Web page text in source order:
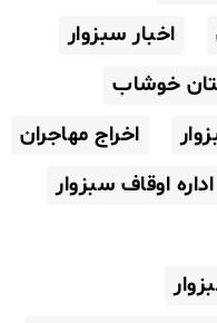
اخبار سبزوار
خوشاب
اخراج مهاجران
اداره اوقاف سبزوار